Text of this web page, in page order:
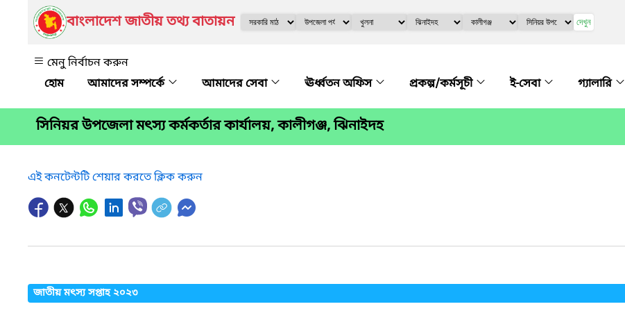
বাংলাদেশ জাতীয় তথ্য বাতায়ন দেখুন
মেনু নির্বাচন করুন
আমাদের সম্পর্কে
আমাদের সেবা ঊর্ধ্বতন অফিস প্রকল্প/কর্মসূচী ই-সেবা গ্যালারি
সিনিয়র উপজেলা মৎস্য কর্মকর্তার কার্যালয়, কালীগঞ্জ, ঝিনাইদহ
এই কনটেন্টটি শেয়ার করতে ক্লিক করুন
জাতীয় মৎস্য সপ্তাহ ২০২৩